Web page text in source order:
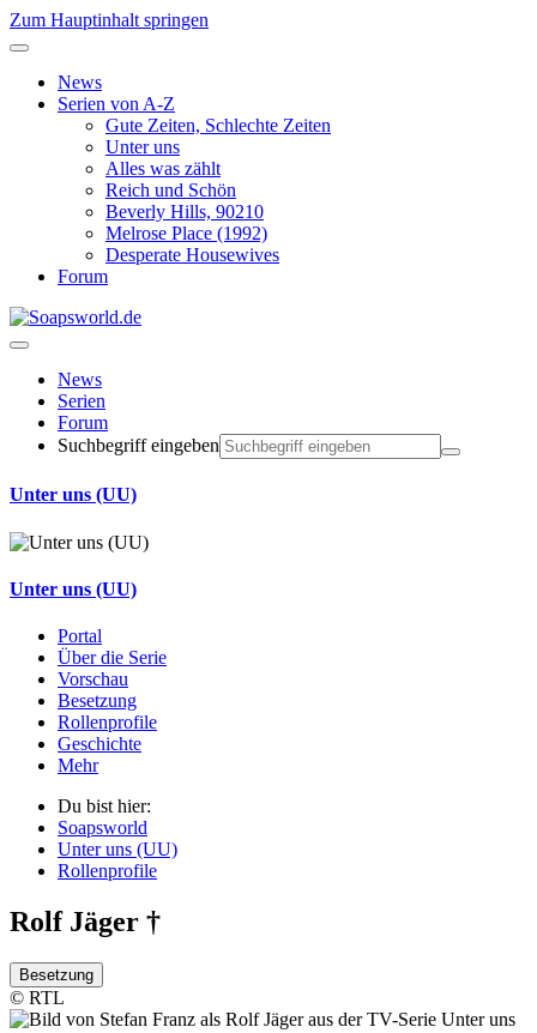
Zum Hauptinhalt springen
News
Serien von A-Z
Gute Zeiten, Schlechte Zeiten
Unter uns
Alles was zählt
Reich und Schön
Beverly Hills, 90210
Melrose Place (1992)
Desperate Housewives
Forum
News
Serien
Forum
Suchbegriff eingeben
Unter uns (UU)
Unter uns (UU)
Portal
Über die Serie
Vorschau
Besetzung
Rollenprofile
Geschichte
Mehr
Du bist hier:
Soapsworld
Unter uns (UU)
Rollenprofile
Rolf Jäger †
Besetzung
© RTL